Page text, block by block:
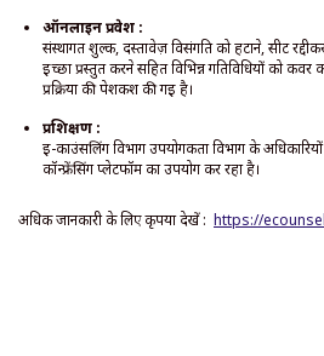
ऑनलाइन प्रवेश :
संस्थागत शुल्क, दस्तावेज़ विसंगति को हटाने, सीट
इच्छा प्रस्तुत करने सहित विभिन्न गतिविधियों को
प्रक्रिया की पेशकश की गई है।
प्रशिक्षण :
ई-काउंसलिंग विभाग उपयोगकर्ता विभाग के
कॉन्फ्रेंसिंग प्लेटफॉर्म का उपयोग कर रहा है।
अधिक जानकारी के लिए कृपया देखें : https://